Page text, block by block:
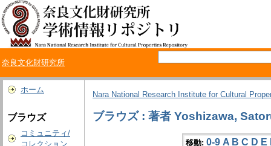
奈良文化財研究所
ホーム
ブラウズ
コミュニティ/
コレクション
Nara National Research Institute for Cultural
ブラウズ : 著者 Yoshizawa,
移動: 0-9 A B C D E